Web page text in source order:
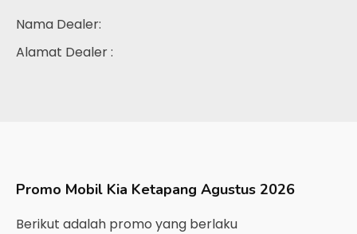
Nama Dealer:
Alamat Dealer :
Promo Mobil Kia Ketapang Agustus 2026
Berikut adalah promo yang berlaku